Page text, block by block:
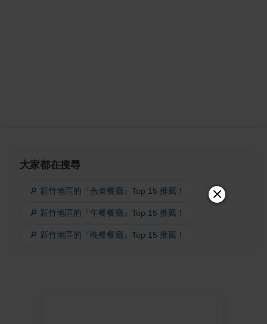
大家都在搜尋
🔎 新竹地區的『合菜餐廳』Top 15 推薦！
🔎 新竹地區的『午餐餐廳』Top 15 推薦！
🔎 新竹地區的『晚餐餐廳』Top 15 推薦！